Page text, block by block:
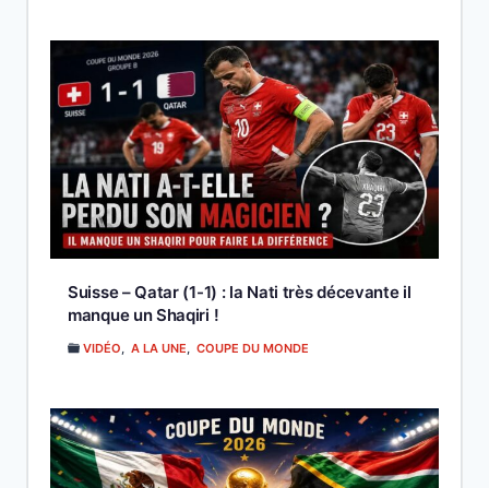
Suisse – Qatar (1-1) : la Nati très décevante il
manque un Shaqiri !
VIDÉO, A LA UNE, COUPE DU MONDE